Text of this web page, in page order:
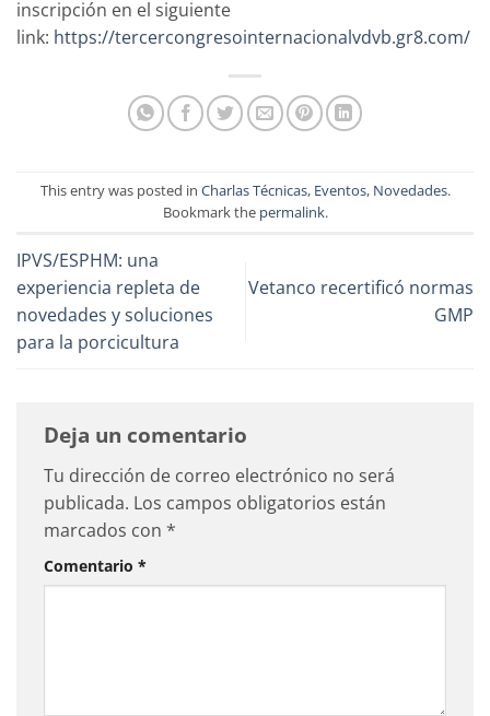
inscripción en el siguiente
link: https://tercercongresointernacionalvdvb.gr8.com/
This entry was posted in Charlas Técnicas, Eventos, Novedades.
Bookmark the permalink.
IPVS/ESPHM: una
experiencia repleta de
novedades y soluciones
para la porcicultura
Vetanco recertificó normas
GMP
Deja un comentario
Tu dirección de correo electrónico no será
publicada. Los campos obligatorios están
marcados con *
Comentario *